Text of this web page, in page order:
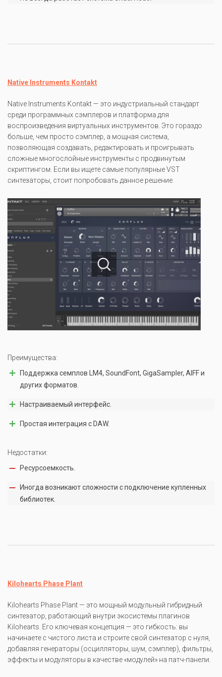
Native Instruments Kontakt
Native Instruments Kontakt — это индустриальный стандарт
среди программных сэмплеров и платформа для
воспроизведения виртуальных инструментов. Это гораздо
больше, чем просто сэмплер, а мощная система,
позволяющая создавать, редактировать и проигрывать
сложные многослойные инструменты с продвинутым
скриптингом. Если вы ищете самые популярные VST
синтезаторы, стоит попробовать данное решение.
Преимущества:
Поддержка семплов LM4, SoundFont, GigaSampler, AIFF и
других форматов.
Настраиваемый интерфейс.
Простая интеграция с DAW.
Недостатки:
Ресурсоемкость.
Иногда возникают сложности с подключение купленных
библиотек.
Kilohearts Phase Plant
Kilohearts Phase Plant — это мощный модульный гибридный
синтезатор, работающий внутри экосистемы плагинов
Kilohearts. Его ключевая концепция — это гибкость: вы
начинаете с чистого листа и строите свой синтезатор с нуля,
добавляя генераторы (осцилляторы, шум, сэмплер), фильтры,
эффекты и модуляторы в качестве «модулей» на патч-панели.